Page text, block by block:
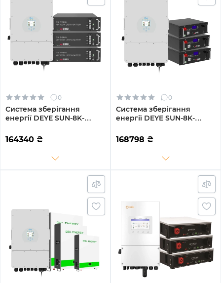
0
Система зберігання
енергії DEYE SUN-8K-
8kW 14.4kWh 3BAT
LiFePO4 6500 циклів
164340 ₴
0
Система зберігання
енергії DEYE SUN-8K-
8kW 15.36kWh 3BAT
LiFePO4 6500 циклів
168798 ₴